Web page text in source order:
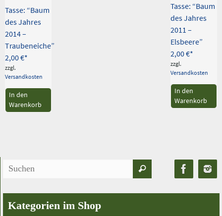
Tasse: “Baum
des Jahres
2014 –
Traubeneiche”
2,00€
zzgl.
Versandkosten
In den
Warenkorb
Tasse: “Baum
des Jahres
2011 –
Elsbeere”
2,00€
zzgl.
Versandkosten
In den
Warenkorb
Suchen
Kategorien im Shop